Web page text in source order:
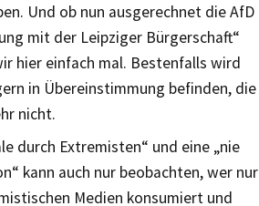
Und ob nun ausgerechnet die AfD
mit der Leipziger Bürgerschaft“
hier einfach mal. Bestenfalls wird
in Übereinstimmung befinden, die
nicht.
durch Extremisten“ und eine „nie
kann auch nur beobachten, wer nur
Medien konsumiert und